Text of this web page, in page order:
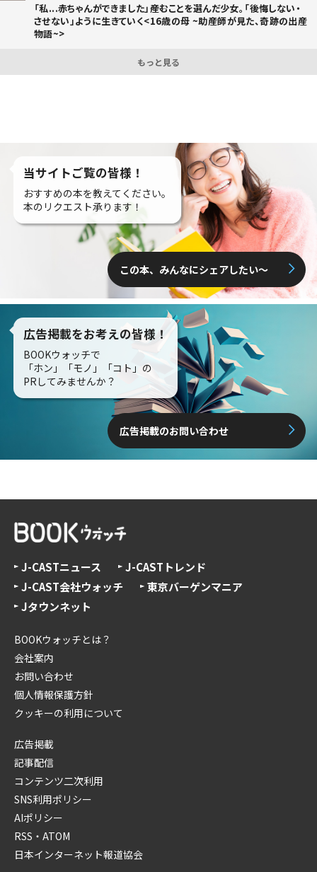
「私...赤ちゃんができました」――産むことを選んだ少女。「後悔しない・
させない」ように生きていく<16歳の母 ~助産師が見た、奇跡の出産
物語~>
もっと見る
当サイトご覧の皆様！
おすすめの本を教えてください。
本のリクエスト承ります！
この本、みんなにシェアしたい〜
広告掲載をお考えの皆様！
BOOKウォッチで
「ホン」「モノ」「コト」の
PRしてみませんか？
広告掲載のお問い合わせ
J-CASTニュース
J-CASTトレンド
J-CAST会社ウォッチ
東京バーゲンマニア
Jタウンネット
BOOKウォッチとは？
会社案内
お問い合わせ
個人情報保護方針
クッキーの利用について
広告掲載
記事配信
コンテンツ二次利用
SNS利用ポリシー
AIポリシー
RSS・ATOM
日本インターネット報道協会